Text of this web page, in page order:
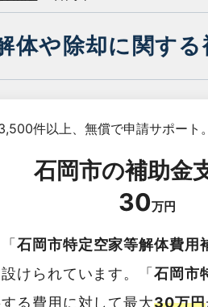
体や除却に関す
石岡市の補助金
30万円
石岡市特定空家等解体費用
けられています。「石岡市
る費用に対して最大30万円